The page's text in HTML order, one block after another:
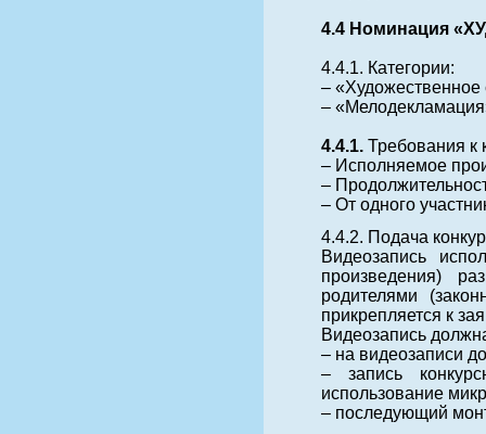
4.4 Номинация
4.4.1. Категории:
– «Художественное
–
4.4.1. Требования к
– Исполняемое
–
– От одного
4.4.2. Подача
Видеозапись
произведения)
родителями
прикрепляется к
Видеозапись
– на видеозаписи
– запись
использование
– последующий